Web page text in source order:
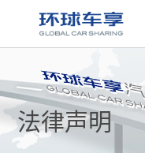
法律声明